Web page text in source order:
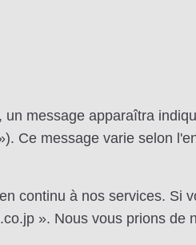
message apparaîtra
Ce message varie selon
continu à nos services. Si
». Nous vous prions de